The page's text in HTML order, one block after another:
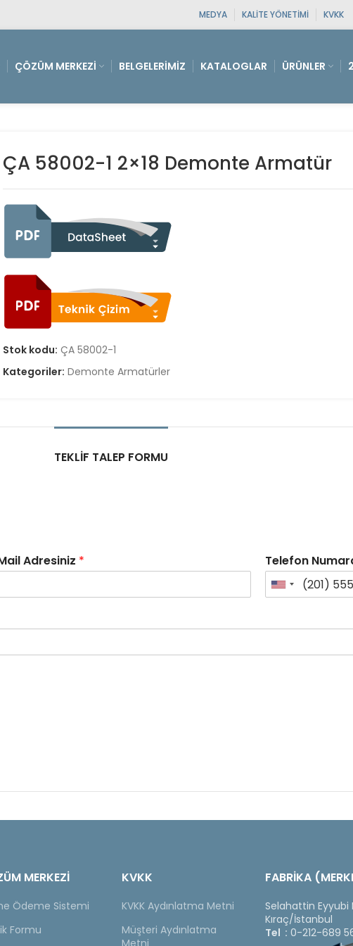
MEDYA KALITE YÖNETIMI KVKK
ÇÖZÜM MERKEZI BELGELERIMIZ KATALOGLAR ÜRÜNLER
ÇA 58002-1 2×18 Demonte Armatür
Stok kodu: ÇA 58002-1
Kategoriler: Demonte Armatürler
TEKLIF TALEP FORMU
Adresiniz * Telefon
MERKEZİ
Ödeme Sistemi
Formu
KVKK
KVKK Aydınlatma Metni
Müşteri Aydınlatma
Metni
FABRİKA
Selahattin Eyyubi
Kıraç/İstanbul
Tel : 0-212-689